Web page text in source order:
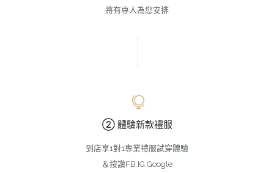
將有專人為您安排
② 體驗新款禮服
到店享1對1專業禮服試穿體驗
＆按讚FB.IG.Google